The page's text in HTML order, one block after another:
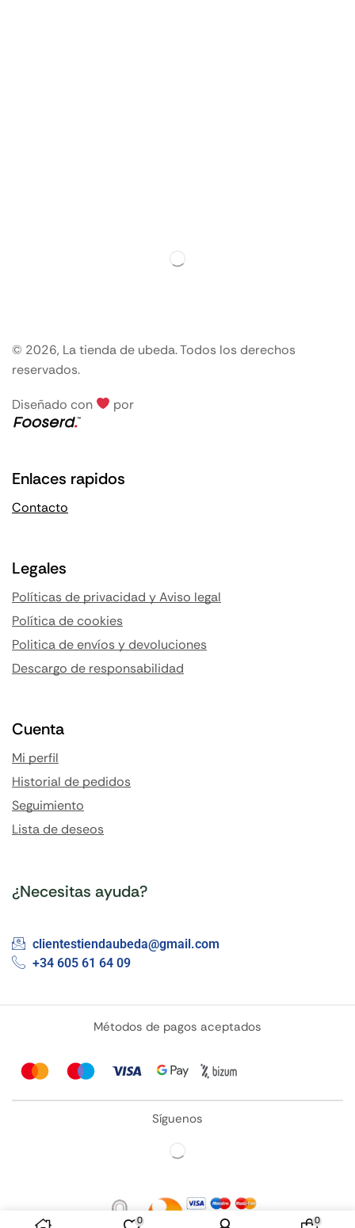
0 0
© 2026, La tienda de ubeda. Todos los derechos
reservados.
Diseñado con por
Enlaces rapidos
Contacto
Legales
Políticas de privacidad y Aviso legal
Política de cookies
Politica de envíos y devoluciones
Descargo de responsabilidad
Cuenta
Mi perfil
Historial de pedidos
Seguimiento
Lista de deseos
¿Necesitas ayuda?
clientestiendaubeda@gmail.com
+34 605 61 64 09
Métodos de pagos aceptados
Síguenos